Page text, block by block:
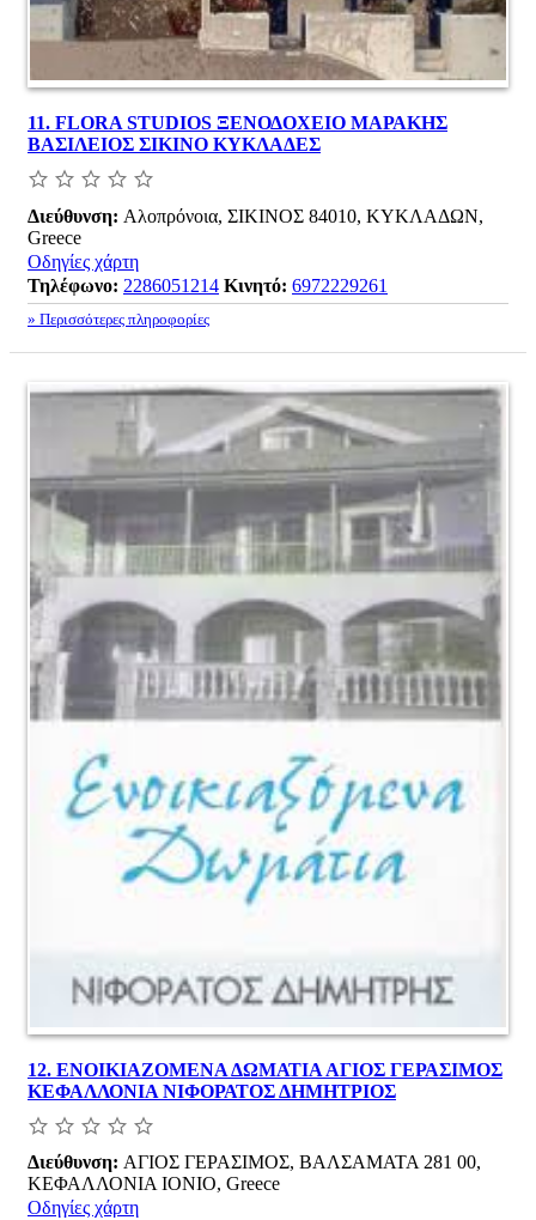
11. FLORA STUDIOS ΞΕΝΟΔΟΧΕΙΟ ΜΑΡΑΚΗΣ
ΒΑΣΙΛΕΙΟΣ ΣΙΚΙΝΟ ΚΥΚΛΑΔΕΣ
Διεύθυνση: Αλοπρόνοια, ΣΙΚΙΝΟΣ 84010, ΚΥΚΛΑΔΩΝ,
Greece
Οδηγίες χάρτη
Τηλέφωνο: 2286051214 Κινητό: 6972229261
» Περισσότερες πληροφορίες
12. ΕΝΟΙΚΙΑΖΟΜΕΝΑ ΔΩΜΑΤΙΑ ΑΓΙΟΣ ΓΕΡΑΣΙΜΟΣ
ΚΕΦΑΛΛΟΝΙΑ ΝΙΦΟΡΑΤΟΣ ΔΗΜΗΤΡΙΟΣ
Διεύθυνση: ΑΓΙΟΣ ΓΕΡΑΣΙΜΟΣ, ΒΑΛΣΑΜΑΤΑ 281 00,
ΚΕΦΑΛΛΟΝΙΑ ΙΟΝΙΟ, Greece
Οδηγίες χάρτη